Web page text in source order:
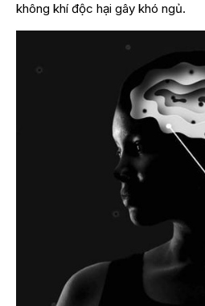
không khí độc hại gây khó ngủ.